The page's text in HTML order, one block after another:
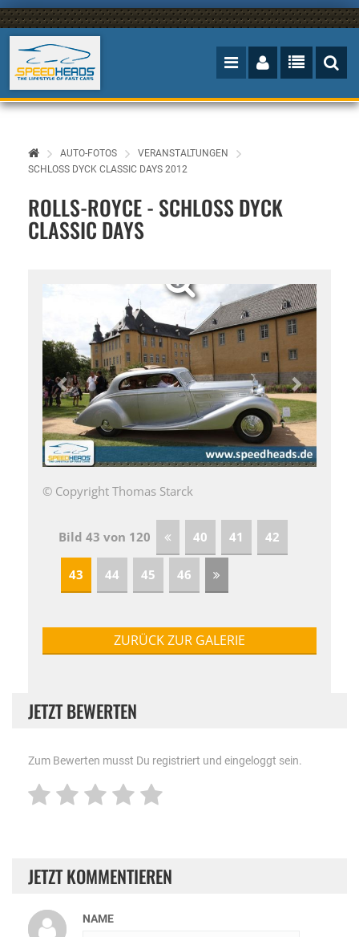
AUTO-FOTOS
VERANSTALTUNGEN
SCHLOSS DYCK CLASSIC DAYS 2012
ROLLS-ROYCE - SCHLOSS DYCK
CLASSIC DAYS
© Copyright Thomas Starck
Bild 43 von 120 40 41 42
43 44 45 46
ZURÜCK ZUR GALERIE
JETZT BEWERTEN
Zum Bewerten musst Du registriert und eingeloggt sein.
JETZT KOMMENTIEREN
NAME